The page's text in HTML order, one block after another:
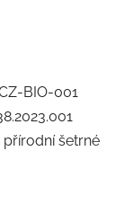
BIO-001
šetrné